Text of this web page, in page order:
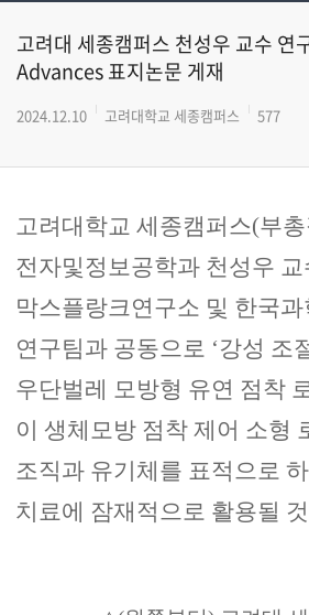
고려대 세종캠퍼스 천성우 교수 연
Advances 표지논문 게재
2024.12.10 고려대학교 세종캠퍼스 577
고려대학교 세종캠퍼스(부
전자및정보공학과 천성우
막스플랑크연구소 및 한국
연구팀과 공동으로 ‘강성 조
우단벌레 모방형 유연 점착
이 생체모방 점착 제어 소형
조직과 유기체를 표적으로
치료에 잠재적으로 활용될